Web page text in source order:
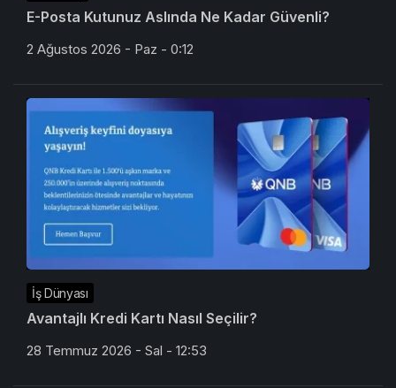
E-Posta Kutunuz Aslında Ne Kadar Güvenli?
2 Ağustos 2026 - Paz - 0:12
İş Dünyası
Avantajlı Kredi Kartı Nasıl Seçilir?
28 Temmuz 2026 - Sal - 12:53